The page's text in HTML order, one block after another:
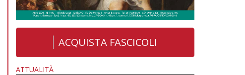
ACQUISTA FASCICOLI
ATTUALITÀ